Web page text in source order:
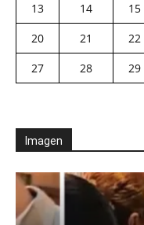
13
14 15
20
21 22
27
28 29
Imagen